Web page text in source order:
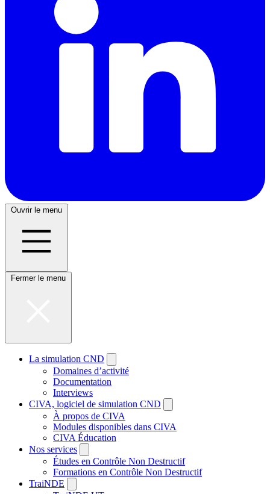
Ouvrir le menu
Fermer le menu
La simulation CND
Domaines d’activité
Documentation
Interviews
CIVA, logiciel de simulation CND
À propos de CIVA
Modules disponibles dans CIVA
CIVA Éducation
Nos services
Études en Contrôle Non Destructif
Formations en Contrôle Non Destructif
TraiNDE